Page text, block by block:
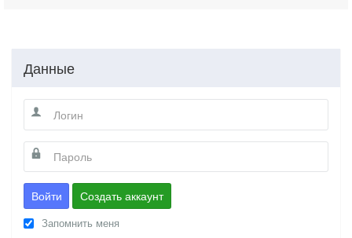
Данные
Войти Создать аккаунт
Запомнить меня